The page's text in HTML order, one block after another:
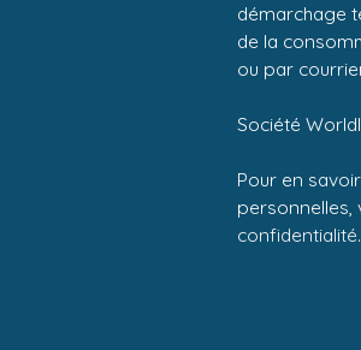
démarchage
de la
ou par
Société
Pour en
personnelles,
confidentialité.